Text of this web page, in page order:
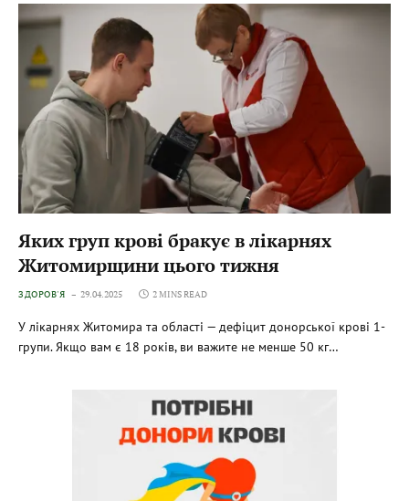
Яких груп крові бракує в лікарнях
Житомирщини цього тижня
ЗДОРОВ'Я 29.04.2025 2 MINS READ
У лікарнях Житомира та області — дефіцит донорської крові 1-
групи. Якщо вам є 18 років, ви важите не менше 50 кг…